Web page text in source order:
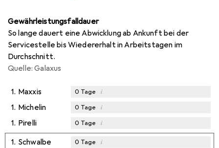
Gewährleistungsfalldauer
So lange dauert eine Abwicklung ab Ankunft bei der
Servicestelle bis Wiedererhalt in Arbeitstagen im
Durchschnitt.
Quelle: Galaxus
1. Maxxis 0 Tage i
1. Michelin 0 Tage i
1. Pirelli 0 Tage i
1. Schwalbe 0 Tage i